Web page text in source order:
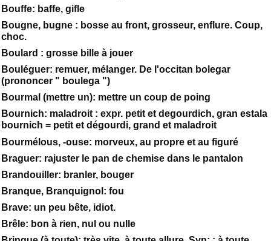
Bouffe: baffe, gifle
Bougne, bugne : bosse au front, grosseur, enflure. Coup,
choc.
Boulard : grosse bille à jouer
Bouléguer: remuer, mélanger. De l'occitan bolegar
(prononcer " boulega ")
Bourmal (mettre un): mettre un coup de poing
Bournich: maladroit : expr. petit et degourdich, gran estala
bournich = petit et dégourdi, grand et maladroit
Bourmélous, -ouse: morveux, au propre et au figuré
Braguer: rajuster le pan de chemise dans le pantalon
Brandouiller: branler, bouger
Branque, Branquignol: fou
Brave: un peu bête, idiot.
Brêle: bon à rien, nul ou nulle